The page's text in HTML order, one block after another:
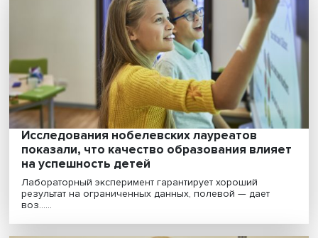
В польском Катовице с 6 по 10 декабря проходит
ООН по управлению интернетом (IGF 2021). В э......